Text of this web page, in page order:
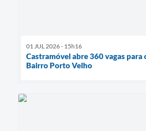
01 JUL 2026 - 15h16
Castramóvel abre 360 vagas para
Bairro Porto Velho